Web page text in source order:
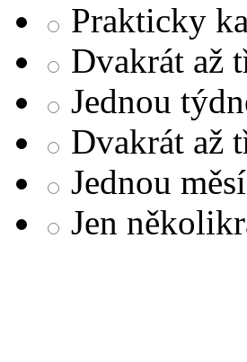
Prakticky
Dvakrát až
Jednou
Dvakrát až
Jednou
Jen